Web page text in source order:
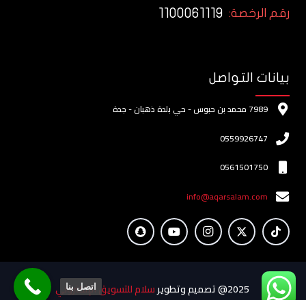
رقم الرخصة: 1100061119
بيانات التواصل
7989 محمد بن حبوس - حي بلدة ذهبان - جدة
0559926747
0561501750
info@aqarsalam.com
سلام للتسويق الإلكتروني
اتصل بنا